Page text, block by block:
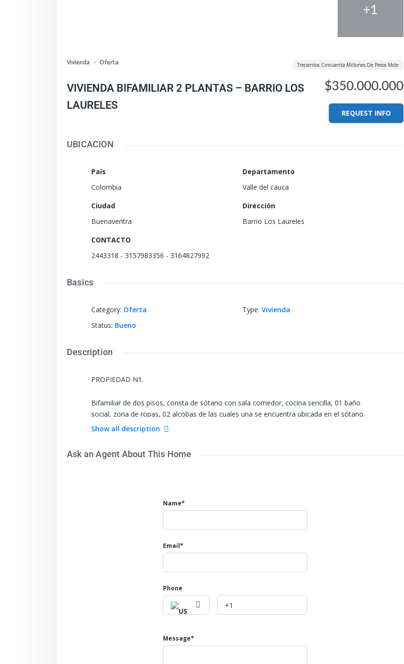
+1
Vivienda Oferta
VIVIENDA BIFAMILIAR 2 PLANTAS – BARRIO LOS
LAURELES
$350.000.000
Trecientos Cincuenta Millones De Pesos Mcte
REQUEST INFO
UBICACION
País
Colombia
Departamento
Valle del cauca
Ciudad
Buenaventra
Dirección
Barrio Los Laureles
CONTACTO
2443318 - 3157983356 - 3164827992
Basics
Category: Oferta Type: Vivienda
Status: Bueno
Description
PROPIEDAD N1.
Bifamiliar de dos pisos, consta de sótano con sala comedor, cocina sencilla, 01 baño
social, zona de ropas, 02 alcobas de las cuales una se encuentra ubicada en el sótano.
Apartamento independiente a un costado 01 cocina sencilla, 01 baño de servicio, 01 zona
Barrio: Los Laureles
Show all description
Ask an Agent About This Home
Name*
Email*
Phone
Message*